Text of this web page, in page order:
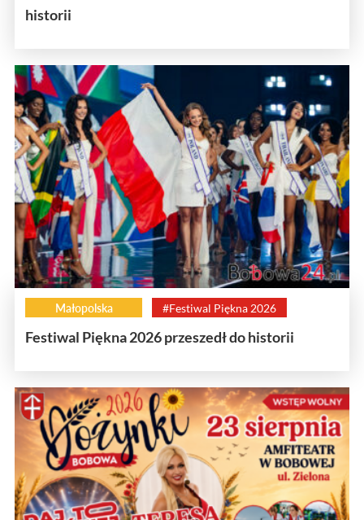
historii
Małopolska #Festiwal Piękna 2026
Festiwal Piękna 2026 przeszedł do historii